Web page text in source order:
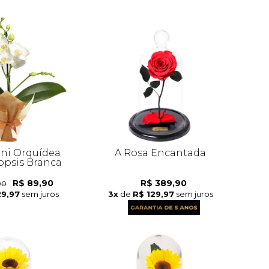
Orquídea
Branca
R$ 89,90
sem juros
A Rosa Encantada
R$ 389,90
3x de R$ 129,97 sem juros